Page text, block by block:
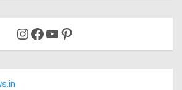
Instagram
Facebook
YouTube
Pinterest